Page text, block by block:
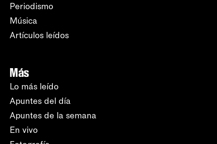
Periodismo
Música
Artículos leídos
Más
Lo más leído
Apuntes del día
Apuntes de la semana
En vivo